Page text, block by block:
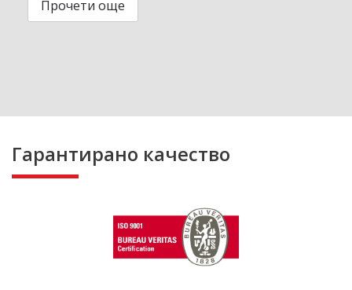
Прочети още
Гарантирано качество